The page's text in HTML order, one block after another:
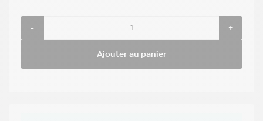
- +
Ajouter au panier